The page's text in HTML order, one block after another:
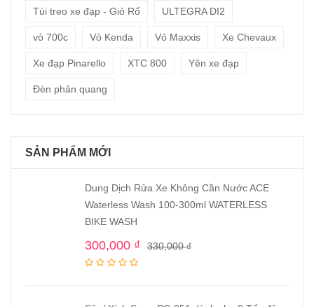
Túi treo xe đạp - Giỏ Rổ ULTEGRA DI2
vỏ 700c Vỏ Kenda Vỏ Maxxis Xe Chevaux
Xe đạp Pinarello XTC 800 Yên xe đạp
Đèn phản quang
SẢN PHẨM MỚI
Dung Dịch Rửa Xe Không Cần Nước ACE
Waterless Wash 100-300ml WATERLESS
BIKE WASH
330,000₫
300,000 ₫